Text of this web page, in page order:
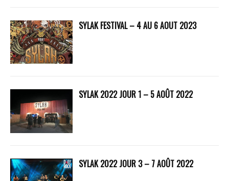
SYLAK FESTIVAL – 4 AU 6 AOUT 2023
SYLAK 2022 JOUR 1 – 5 AOÛT 2022
SYLAK 2022 JOUR 3 – 7 AOÛT 2022